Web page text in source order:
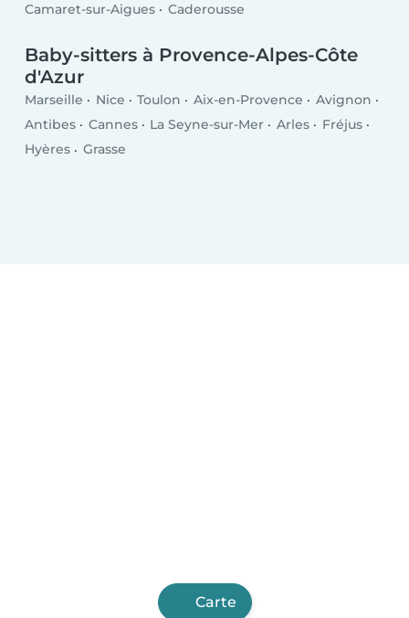
Camaret-sur-Aigues
Caderousse
Baby-sitters à Provence-Alpes-Côte
d'Azur
Marseille Nice Toulon Aix-en-Provence
Avignon
Antibes
Cannes La Seyne-sur-Mer Arles
Fréjus
Hyères
Grasse
Carte